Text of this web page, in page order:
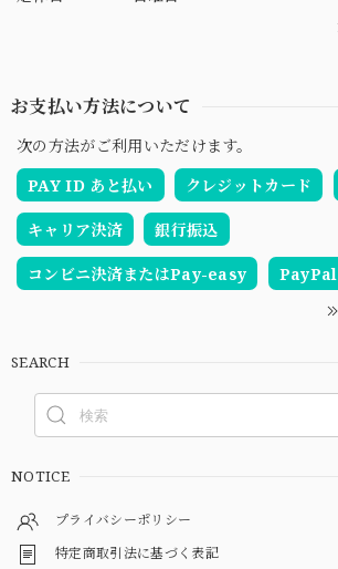
お支払い方法について
次の方法がご利用いただけます。
PAY ID あと払い
クレジットカード
キャリア決済 銀行振込
コンビニ決済またはPay-easy PayPal
SEARCH
NOTICE
プライバシーポリシー
特定商取引法に基づく表記